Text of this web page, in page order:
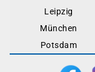
Leipzig
München
Potsdam